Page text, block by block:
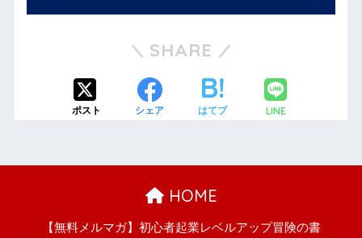
SHARE
ポスト シェア はてブ LINE
HOME
【無料メルマガ】初心者起業レベルアップ冒険の書